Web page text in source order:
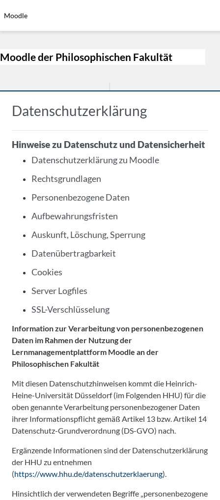
Moodle
Moodle der Philosophischen Fakultät
Datenschutzerklärung
Hinweise zu Datenschutz und Datensicherheit
Datenschutzerklärung zu Moodle
Rechtsgrundlagen
Personenbezogene Daten
Aufbewahrungsfristen
Auskunft, Löschung, Sperrung
Datenübertragbarkeit
Cookies
Server Logfiles
SSL-Verschlüsselung
Information zur Verarbeitung von personenbezogenen
Daten im Rahmen der Nutzung der
Lernmanagementplattform Moodle an der
Philosophischen Fakultät
Mit diesen Datenschutzhinweisen kommt die Heinrich-
Heine-Universität Düsseldorf (im Folgenden HHU) für die
oben genannte Verarbeitung personenbezogener Daten
ihrer Informationspflicht gemäß Artikel 13 bzw. Artikel 14
Datenschutz-Grundverordnung (DS-GVO) nach.
Ergänzende Informationen sind der Datenschutzerklärung
der HHU zu entnehmen
(https://www.hhu.de/datenschutzerklaerung).
Hinsichtlich der verwendeten Begriffe „personenbezogene